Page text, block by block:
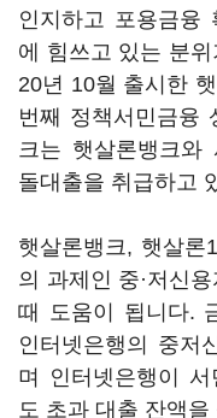
인지하고 포용금융
에 힘쓰고 있는 분
20년 10월 출시한
번째 정책서민금융
크는 햇살론뱅크와
돌대출을 취급하고
햇살론뱅크, 햇살론
의 과제인 중·저신
때 도움이 됩니다.
인터넷은행의 중저
며 인터넷은행이
도 초과 대출 잔액